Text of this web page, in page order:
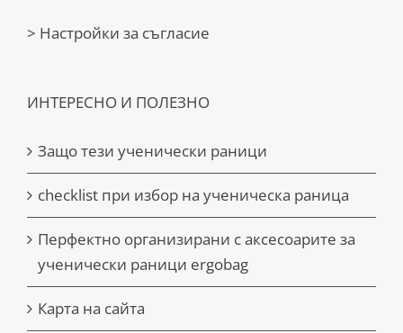
> Настройки за съгласие
ИНТЕРЕСНО И ПОЛЕЗНО
Защо тези ученически раници
checklist при избор на ученическа раница
Перфектно организирани с аксесоарите за
ученически раници ergobag
Карта на сайта